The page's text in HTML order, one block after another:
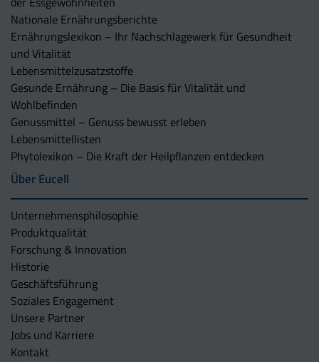
Nationale Ernährungsberichte
Ernährungslexikon – Ihr Nachschlagewerk für Gesundheit
und Vitalität
Lebensmittelzusatzstoffe
Gesunde Ernährung – Die Basis für Vitalität und
Wohlbefinden
Genussmittel – Genuss bewusst erleben
Lebensmittellisten
Phytolexikon – Die Kraft der Heilpflanzen entdecken
Über Eucell
Unternehmens­philosophie
Produktqualität
Forschung & Innovation
Historie
Geschäftsführung
Soziales Engagement
Unsere Partner
Jobs und Karriere
Kontakt